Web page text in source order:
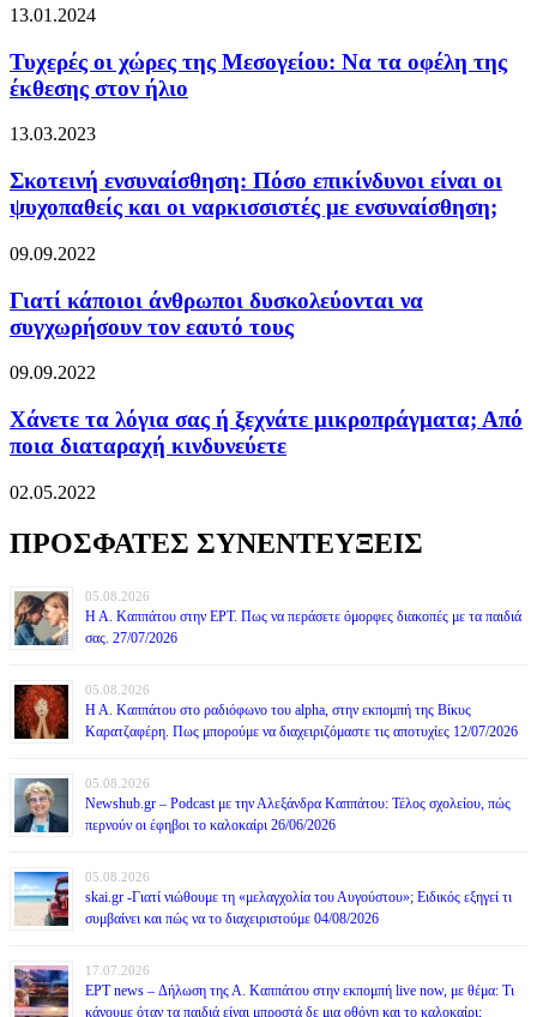
13.01.2024
Τυχερές οι χώρες της Μεσογείου: Να τα οφέλη της
έκθεσης στον ήλιο
13.03.2023
Σκοτεινή ενσυναίσθηση: Πόσο επικίνδυνοι είναι οι
ψυχοπαθείς και οι ναρκισσιστές με ενσυναίσθηση;
09.09.2022
Γιατί κάποιοι άνθρωποι δυσκολεύονται να
συγχωρήσουν τον εαυτό τους
09.09.2022
Χάνετε τα λόγια σας ή ξεχνάτε μικροπράγματα; Από
ποια διαταραχή κινδυνεύετε
02.05.2022
ΠΡΟΣΦΑΤΕΣ ΣΥΝΕΝΤΕΥΞΕΙΣ
05.08.2026
Η Α. Καππάτου στην ΕΡΤ. Πως να περάσετε όμορφες διακοπές με τα παιδιά
σας. 27/07/2026
05.08.2026
Η Α. Καππάτου στο ραδιόφωνο του alpha, στην εκπομπή της Βίκυς
Καρατζαφέρη. Πως μπορούμε να διαχειριζόμαστε τις αποτυχίες 12/07/2026
05.08.2026
Newshub.gr – Podcast με την Αλεξάνδρα Καππάτου: Τέλος σχολείου, πώς
περνούν οι έφηβοι το καλοκαίρι 26/06/2026
05.08.2026
skai.gr -Γιατί νιώθουμε τη «μελαγχολία του Αυγούστου»; Ειδικός εξηγεί τι
συμβαίνει και πώς να το διαχειριστούμε 04/08/2026
17.07.2026
ΕΡΤ news – Δήλωση της Α. Καππάτου στην εκπομπή live now, με θέμα: Τι
κάνουμε όταν τα παιδιά είναι μπροστά δε μια οθόνη και το καλοκαίρι;